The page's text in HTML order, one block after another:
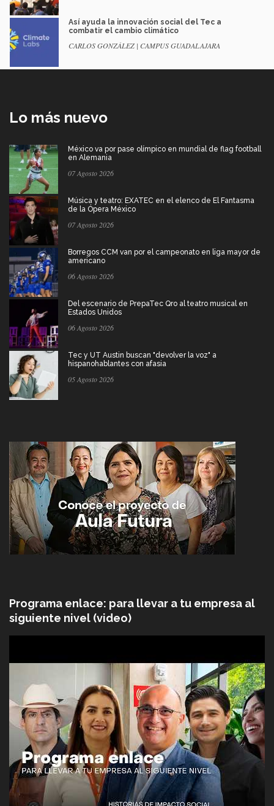
Así ayuda la innovación social del Tec a
combatir el cambio climático
CARLOS GONZÁLEZ | CAMPUS GUADALAJARA
Lo más nuevo
México va por pase olímpico en mundial de flag football
en Alemania
07 Agosto 2026
Música y teatro: EXATEC en el elenco de El Fantasma
de la Ópera México
07 Agosto 2026
Borregos CCM van por el campeonato en liga mayor de
americano
06 Agosto 2026
Del escenario de PrepaTec Qro al teatro musical en
Estados Unidos
06 Agosto 2026
Tec y UT Austin buscan "devolver la voz" a
hispanohablantes con afasia
05 Agosto 2026
Programa enlace: para llevar a tu empresa al
siguiente nivel (video)